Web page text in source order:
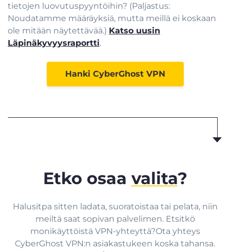
tietojen luovutuspyyntöihin? (Paljastus:
Noudatamme määräyksiä, mutta meillä ei koskaan
ole mitään näytettävää.) Katso uusin
Läpinäkyvyysraportti.
Hanki CyberGhost VPN
Etko osaa valita?
Halusitpa sitten ladata, suoratoistaa tai pelata, niin
meiltä saat sopivan palvelimen. Etsitkö
monikäyttöistä VPN-yhteyttä?Ota yhteys
CyberGhost VPN:n asiakastukeen koska tahansa.